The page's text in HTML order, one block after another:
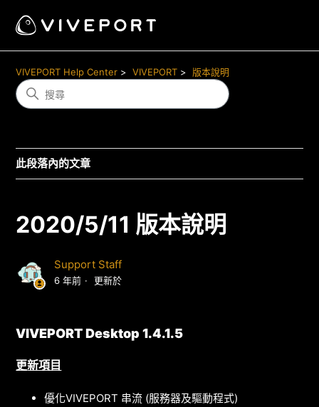
VIVEPORT Help Center VIVEPORT 版本說明
此段落內的文章
2020/5/11 版本說明
Support Staff
6 年前 更新於
VIVEPORT Desktop 1.4.1.5
更新項目
優化VIVEPORT 串流 (服務器及驅動程式)